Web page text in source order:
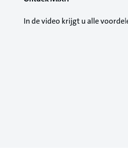
In de video krijgt u alle